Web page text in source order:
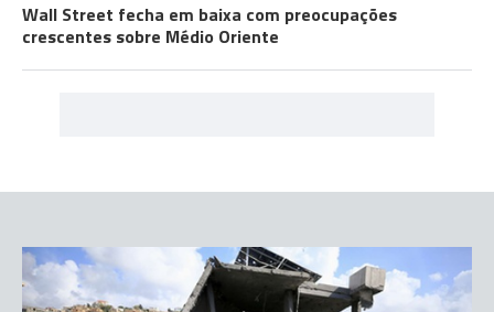
Wall Street fecha em baixa com preocupações
crescentes sobre Médio Oriente